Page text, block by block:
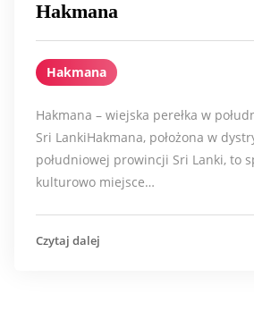
Hakmana
Hakmana
Hakmana – wiejska perełka w
Sri LankiHakmana, położona w
południowej prowincji Sri Lanki, to
kulturowo miejsce…
Czytaj dalej